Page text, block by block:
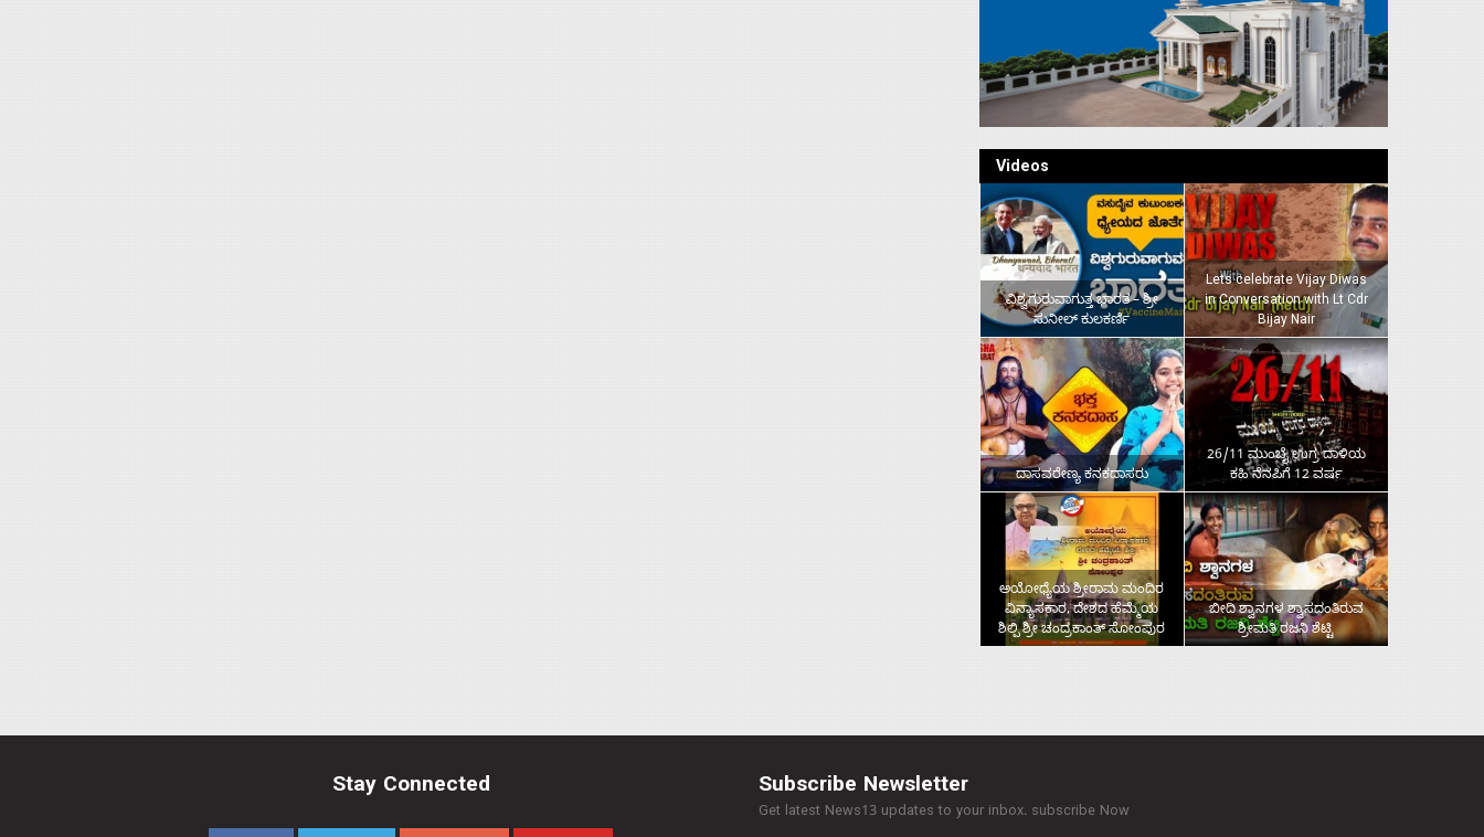
Videos
ವಿಶ್ವಗುರುವಾಗುತ್ತ ಭಾರತ – ಶ್ರೀ
ಸುನೀಲ್‌ ಕುಲಕರ್ಣಿ
Lets celebrate Vijay Diwas
in Conversation with Lt Cdr
Bijay Nair
ದಾಸವರೇಣ್ಯ ಕನಕದಾಸರು
26/11 ಮುಂಬೈ ಉಗ್ರ ದಾಳಿಯ
ಕಹಿ ನೆನಪಿಗೆ 12 ವರ್ಷ
ಅಯೋಧ್ಯೆಯ ಶ್ರೀರಾಮ ಮಂದಿರ
ವಿನ್ಯಾಸಕಾರ, ದೇಶದ ಹೆಮ್ಮೆಯ
ಶಿಲ್ಪಿ ಶ್ರೀ ಚಂದ್ರಕಾಂತ್‌ ಸೋಂಪುರ
ಬೀದಿ ಶ್ವಾನಗಳ ಶ್ವಾಸದಂತಿರುವ
ಶ್ರೀಮತಿ ರಜನಿ ಶೆಟ್ಟಿ
Stay Connected Subscribe Newsletter
Get latest News13 updates to your inbox. subscribe Now